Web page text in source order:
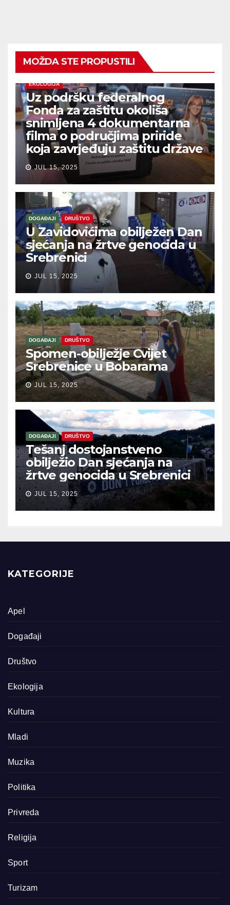
MOŽDA STE PROPUSTILI
EKOLOGIJA
Uz podršku federalnog
Fonda za zaštitu okoliša
snimljena 4 dokumentarna
filma o područjima priride
koja zavrjeđuju zaštitu države
JUL 15, 2025
DOGAĐAJI DRUŠTVO
U Zavidovićima obilježen Dan
sjećanja na žrtve genocida u
Srebrenici
JUL 15, 2025
DOGAĐAJI DRUŠTVO
Spomen-obilježje Cvijet
Srebrenice u Bobarama
JUL 15, 2025
DOGAĐAJI DRUŠTVO
Tešanj dostojanstveno
obilježio Dan sjećanja na
žrtve genocida u Srebrenici
JUL 15, 2025
KATEGORIJE
Apel
Događaji
Društvo
Ekologija
Kultura
Mladi
Muzika
Politika
Privreda
Religija
Sport
Turizam